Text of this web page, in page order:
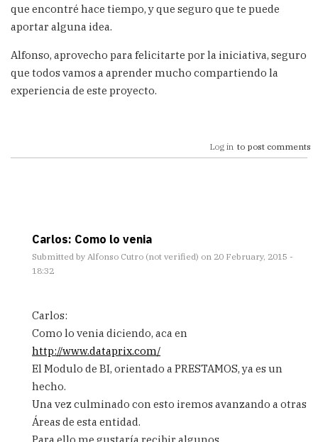
que encontré hace tiempo, y que seguro que te puede
aportar alguna idea.
Alfonso, aprovecho para felicitarte por la iniciativa, seguro
que todos vamos a aprender mucho compartiendo la
experiencia de este proyecto.
Log in to post comments
Carlos: Como lo venia
Submitted by Alfonso Cutro (not verified) on 20 February, 2015 -
18:32
reply
Yo
colaboré
hace
tiempo
un
by
Carlos
Carlos:
Como lo venia diciendo, aca en
http://www.dataprix.com/
El Modulo de BI, orientado a PRESTAMOS, ya es un
hecho.
Una vez culminado con esto iremos avanzando a otras
Áreas de esta entidad.